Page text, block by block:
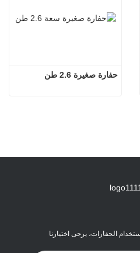
حفارة صغيرة 2.6 طن
الحفارات، يرجى اختيارنا